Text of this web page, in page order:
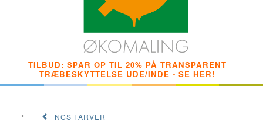
TILBUD: SPAR OP TIL 20% PÅ TRANSPARENT
TRÆBESKYTTELSE UDE/INDE - SE HER!
NCS FARVER